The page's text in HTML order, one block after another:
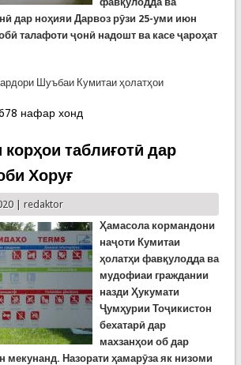
ӣ дар ноҳияи Дарвоз рӯзи 25-уми июн
талафоти ҷонӣ надошт ва касе ҷароҳат
Шуъбаи Кумитаи ҳолатҳои
боди шадид ва партови 9 мушаки
нафар хонд
таблиғотӣ дар
Хоруғ
| redaktor
Ҳамасола кормандони
наҷоти Кумитаи
ҳолатҳи фавқулодда ва
мудофиаи граждании
назди Ҳукумати
Ҷумҳурии Тоҷикистон
бехатарӣ дар
махзанҳои об дар
мекунанд. Назорати ҳамарӯза як низоми